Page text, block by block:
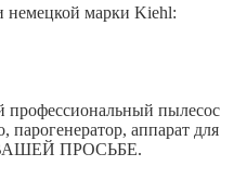
немецкой марки Kiehl:
пылесос
аппарат для
ВАШЕЙ ПРОСЬБЕ.